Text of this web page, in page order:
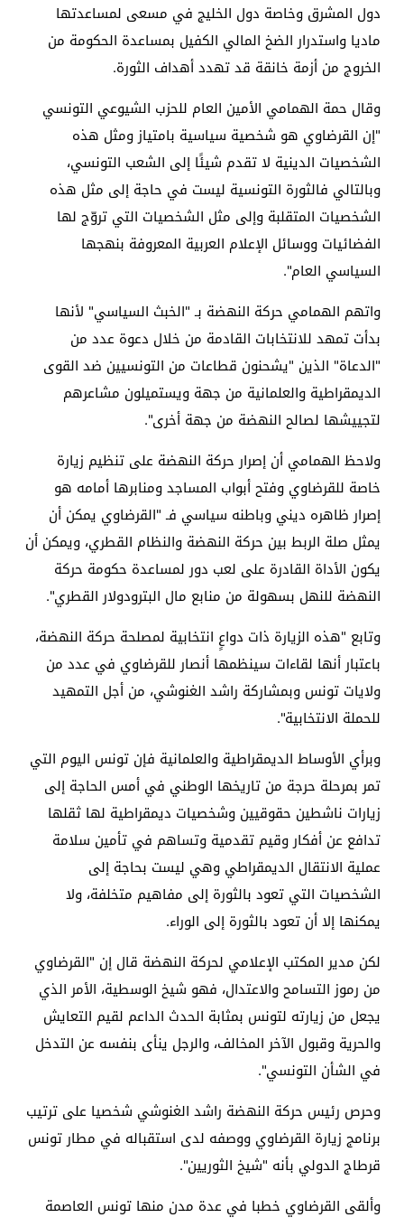
دول المشرق وخاصة دول الخليج في مسعى لمساعدتها
ماديا واستدرار الضخ المالي الكفيل بمساعدة الحكومة من
الخروج من أزمة خانقة قد تهدد أهداف الثورة.
وقال حمة الهمامي الأمين العام للحزب الشيوعي التونسي
"إن القرضاوي هو شخصية سياسية بامتياز ومثل هذه
الشخصيات الدينية لا تقدم شيئًا إلى الشعب التونسي،
وبالتالي فالثورة التونسية ليست في حاجة إلى مثل هذه
الشخصيات المتقلبة وإلى مثل الشخصيات التي تروّج لها
الفضائيات ووسائل الإعلام العربية المعروفة بنهجها
السياسي العام".
واتهم الهمامي حركة النهضة بـ "الخبث السياسي" لأنها
بدأت تمهد للانتخابات القادمة من خلال دعوة عدد من
"الدعاة" الذين "يشحنون قطاعات من التونسيين ضد القوى
الديمقراطية والعلمانية من جهة ويستميلون مشاعرهم
لتجييشها لصالح النهضة من جهة أخرى".
ولاحظ الهمامي أن إصرار حركة النهضة على تنظيم زيارة
خاصة للقرضاوي وفتح أبواب المساجد ومنابرها أمامه هو
إصرار ظاهره ديني وباطنه سياسي فـ "القرضاوي يمكن أن
يمثل صلة الربط بين حركة النهضة والنظام القطري، ويمكن أن
يكون الأداة القادرة على لعب دور لمساعدة حكومة حركة
النهضة للنهل بسهولة من منابع مال البترودولار القطري".
وتابع "هذه الزيارة ذات دواعٍ انتخابية لمصلحة حركة النهضة،
باعتبار أنها لقاءات سينظمها أنصار للقرضاوي في عدد من
ولايات تونس وبمشاركة راشد الغنوشي، من أجل التمهيد
للحملة الانتخابية".
وبرأي الأوساط الديمقراطية والعلمانية فإن تونس اليوم التي
تمر بمرحلة حرجة من تاريخها الوطني في أمس الحاجة إلى
زيارات ناشطين حقوقيين وشخصيات ديمقراطية لها ثقلها
تدافع عن أفكار وقيم تقدمية وتساهم في تأمين سلامة
عملية الانتقال الديمقراطي وهي ليست بحاجة إلى
الشخصيات التي تعود بالثورة إلى مفاهيم متخلفة، ولا
يمكنها إلا أن تعود بالثورة إلى الوراء.
لكن مدير المكتب الإعلامي لحركة النهضة قال إن "القرضاوي
من رموز التسامح والاعتدال، فهو شيخ الوسطية، الأمر الذي
يجعل من زيارته لتونس بمثابة الحدث الداعم لقيم التعايش
والحرية وقبول الآخر المخالف، والرجل ينأى بنفسه عن التدخل
في الشأن التونسي".
وحرص رئيس حركة النهضة راشد الغنوشي شخصيا على ترتيب
برنامج زيارة القرضاوي ووصفه لدى استقباله في مطار تونس
قرطاج الدولي بأنه "شيخ الثوريين".
وألقى القرضاوي خطبا في عدة مدن منها تونس العاصمة